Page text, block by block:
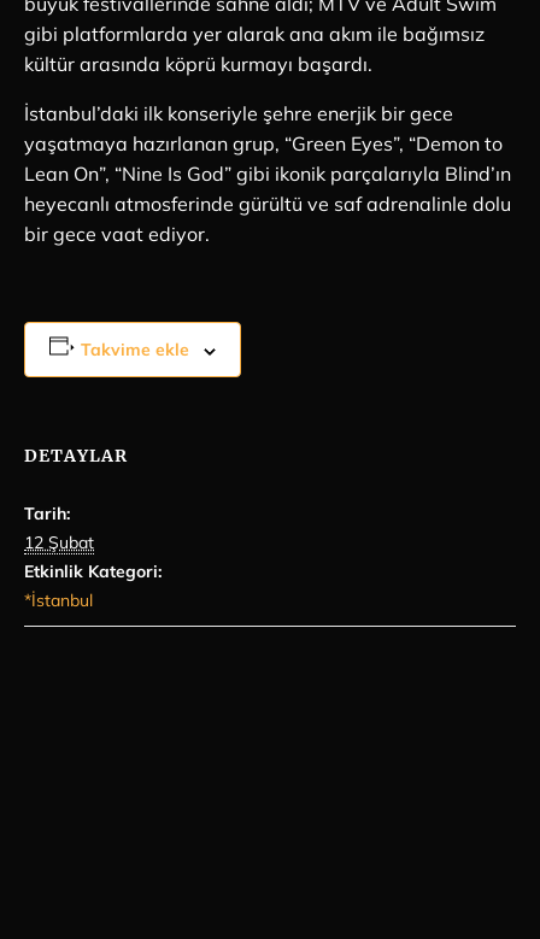
gibi platformlarda yer alarak ana akım ile bağımsız
kültür arasında köprü kurmayı başardı.
İstanbul’daki ilk konseriyle şehre enerjik bir gece
yaşatmaya hazırlanan grup, “Green Eyes”, “Demon to
Lean On”, “Nine Is God” gibi ikonik parçalarıyla Blind’ın
heyecanlı atmosferinde gürültü ve saf adrenalinle dolu
bir gece vaat ediyor.
Takvime ekle
DETAYLAR
Tarih:
12 Şubat
Etkinlik Kategori:
*İstanbul